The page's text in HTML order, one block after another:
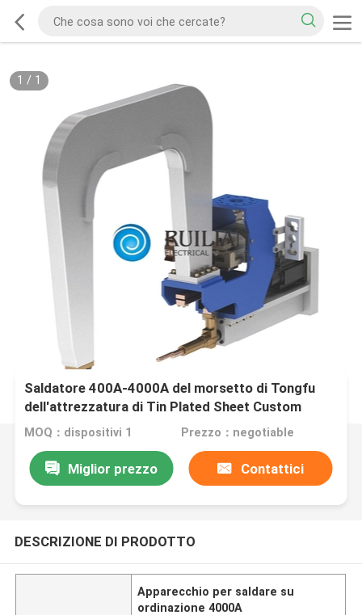
1 / 1
Saldatore 400A-4000A del morsetto di Tongfu
dell'attrezzatura di Tin Plated Sheet Custom
Welding
MOQ：dispositivi 1 Prezzo：negotiable
Miglior prezzo Contattici
DESCRIZIONE DI PRODOTTO
Apparecchio per saldare su
ordinazione 4000A